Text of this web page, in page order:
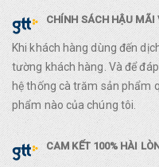
CHÍNH SÁCH HẬU MÃI
Khi khách hàng dùng đến
tường khách hàng. Và để
hệ thống cà trăm sản phẩm
phẩm nào của chúng tôi.
CAM KẾT 100% HÀI